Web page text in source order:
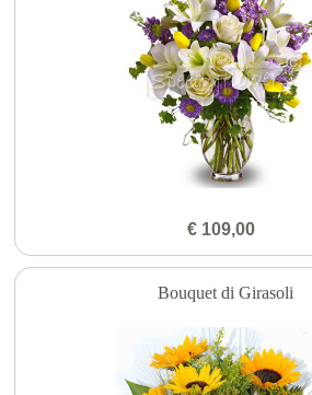
€ 109,00
Bouquet di Girasoli